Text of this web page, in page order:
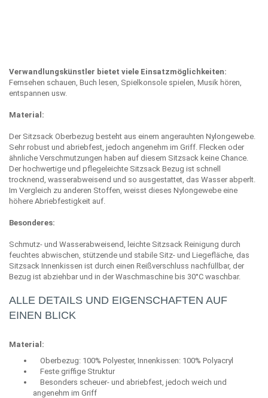
Verwandlungskünstler bietet viele Einsatzmöglichkeiten:
Fernsehen schauen, Buch lesen, Spielkonsole spielen, Musik hören,
entspannen usw.
Material:
Der Sitzsack Oberbezug besteht aus einem angerauhten Nylongewebe.
Sehr robust und abriebfest, jedoch angenehm im Griff. Flecken oder
ähnliche Verschmutzungen haben auf diesem Sitzsack keine Chance.
Der hochwertige und pflegeleichte Sitzsack Bezug ist schnell
trocknend, wasserabweisend und so ausgestattet, das Wasser abperlt.
Im Vergleich zu anderen Stoffen, weisst dieses Nylongewebe eine
höhere Abriebfestigkeit auf.
Besonderes:
Schmutz- und Wasserabweisend, leichte Sitzsack Reinigung durch
feuchtes abwischen, stützende und stabile Sitz- und Liegefläche, das
Sitzsack Innenkissen ist durch einen Reißverschluss nachfüllbar, der
Bezug ist abziehbar und in der Waschmaschine bis 30°C waschbar.
ALLE DETAILS UND EIGENSCHAFTEN AUF
EINEN BLICK
Material:
Oberbezug: 100% Polyester, Innenkissen: 100% Polyacryl
Feste griffige Struktur
Besonders scheuer- und abriebfest, jedoch weich und
angenehm im Griff